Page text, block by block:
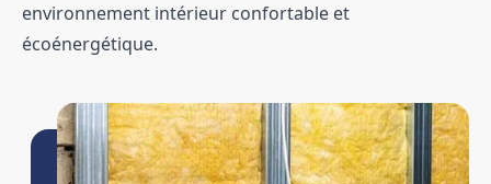
environnement intérieur confortable et
écoénergétique.